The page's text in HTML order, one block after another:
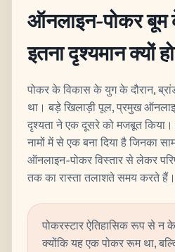
ऑनलाइन-पोकर बूम
इतना दृश्यमान क्यों
पोकर के विकास के युग के दौरान,
था। बड़े खिलाड़ी पूल, प्रमुख
दृश्यता ने एक दूसरे को मजबूत किया।
नामों में से एक बना दिया है जिनका
ऑनलाइन-पोकर विस्तार से लेकर
तक का रास्ता तलाशते समय करते हैं।
पोकरस्टार ऐतिहासिक रूप से न
क्योंकि यह एक पोकर रूम था,